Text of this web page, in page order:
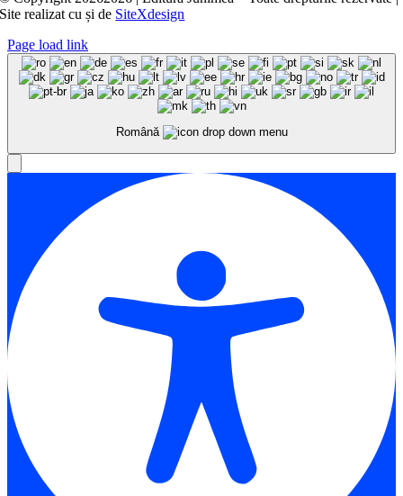
Site realizat cușide SiteXdesign
Page load link
Română